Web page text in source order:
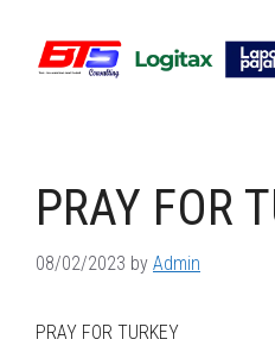
content
PRAY FOR
08/02/2023 by Admin
PRAY FOR TURKEY